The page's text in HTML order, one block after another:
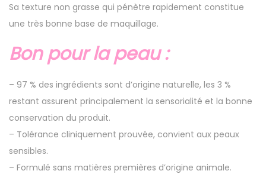
Sa texture non grasse qui pénètre rapidement constitue
une très bonne base de maquillage.
Bon pour la peau :
– 97 % des ingrédients sont d’origine naturelle, les 3 %
restant assurent principalement la sensorialité et la bonne
conservation du produit.
– Tolérance cliniquement prouvée, convient aux peaux
sensibles.
– Formulé sans matières premières d’origine animale.